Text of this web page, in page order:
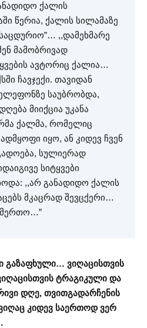
ქალის
წერია, ქალის სილამაზე
საცდურიო”… ,,დამეხმარე
მამობრივად
ავტორიც ქალია…
ჩავჯექი. თავიდან
საუბრობდა,
მიიქცია უკანა
ქალმა, რომელიც
იყო, ან კიდევ ჩვენ
სულიერად
სიტყვები
,,არ განადიდო ქალის
მკაცრად შევცქერი…
გაზაფხული… ვიღაცისთვის
ტრაგიკული და
დღე, თვითგადარჩენის
კიდევ საერთოდ ვერ